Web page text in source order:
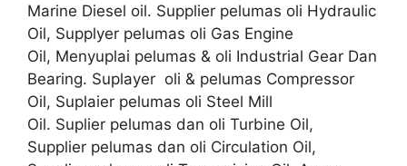
Marine Diesel oil. Supplier pelumas oli Hydraulic
Oil, Supplyer pelumas oli Gas Engine
Oil, Menyuplai pelumas & oli Industrial Gear Dan
Bearing. Suplayer oli & pelumas Compressor
Oil, Suplaier pelumas oli Steel Mill
Oil. Suplier pelumas dan oli Turbine Oil,
Supplier pelumas dan oli Circulation Oil,